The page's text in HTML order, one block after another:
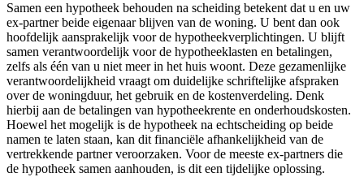
Samen een hypotheek behouden na scheiding betekent dat u en uw
ex-partner beide eigenaar blijven van de woning. U bent dan ook
hoofdelijk aansprakelijk voor de hypotheekverplichtingen. U blijft
samen verantwoordelijk voor de hypotheeklasten en betalingen,
zelfs als één van u niet meer in het huis woont. Deze gezamenlijke
verantwoordelijkheid vraagt om duidelijke schriftelijke afspraken
over de woningduur, het gebruik en de kostenverdeling. Denk
hierbij aan de betalingen van hypotheekrente en onderhoudskosten.
Hoewel het mogelijk is de hypotheek na echtscheiding op beide
namen te laten staan, kan dit financiële afhankelijkheid van de
vertrekkende partner veroorzaken. Voor de meeste ex-partners die
de hypotheek samen aanhouden, is dit een tijdelijke oplossing.